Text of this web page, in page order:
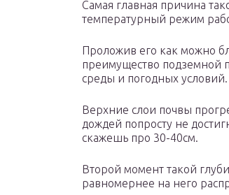
Самая главная причина
температурный режим
Проложив его как можно
преимущество подземной
среды и погодных условий.
Верхние слои почвы
дождей попросту не
скажешь про 30-40см.
Второй момент такой
равномернее на него